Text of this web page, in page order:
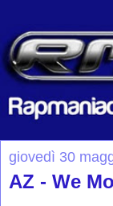
giovedì 30
AZ - We